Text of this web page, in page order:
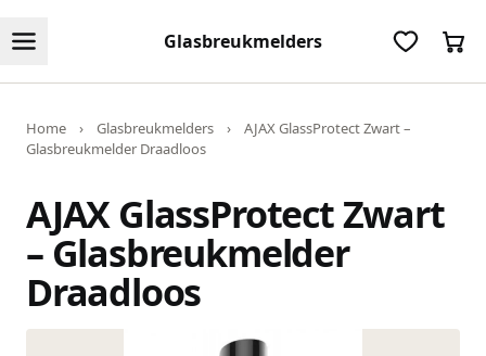
Glasbreukmelders
Home › Glasbreukmelders ›
AJAX GlassProtect Zwart –
Glasbreukmelder Draadloos
AJAX GlassProtect Zwart
– Glasbreukmelder
Draadloos